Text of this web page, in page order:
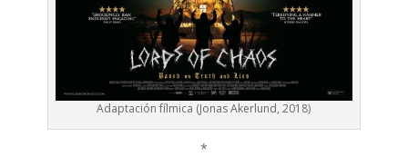
Adaptación fílmica (Jonas Akerlund, 2018)
*